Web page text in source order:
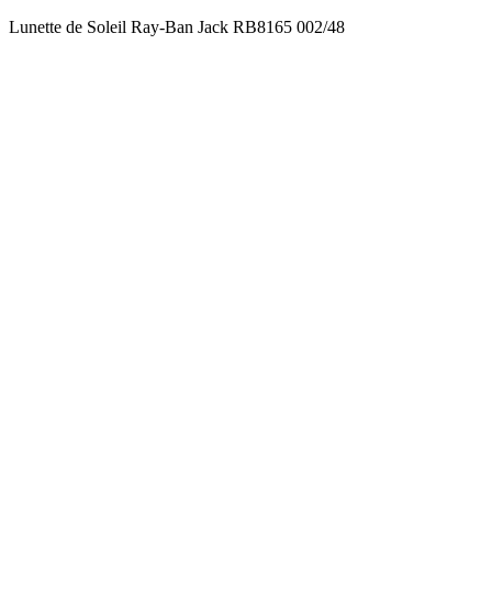
Lunette de Soleil Ray-Ban Jack RB8165 002/48